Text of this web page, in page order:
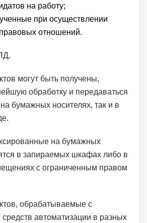
на работу;
при осуществлении
отношений.
могут быть получены,
обработку и передаваться
бумажных носителях, так и в
на бумажных
в запираемых шкафах либо в
с ограниченным правом
обрабатываемые с
автоматизации в разных